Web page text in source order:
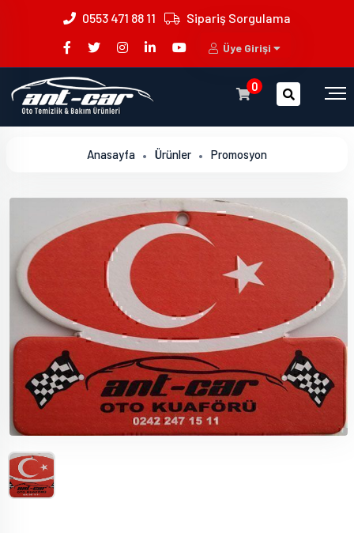
0553 471 88 11 Sipariş Sorgulama
Üye Girişi
0
Anasayfa Ürünler Promosyon